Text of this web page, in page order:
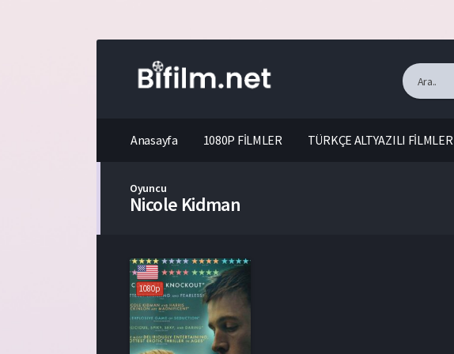
Anasayfa 1080P FİLMLER TÜRKÇE ALTYAZILI FİLMLER
Oyuncu
Nicole Kidman
1080p